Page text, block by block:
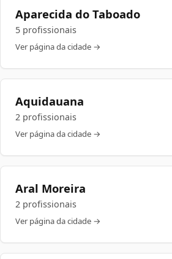
Aparecida do Taboado
5 profissionais
Ver página da cidade →
Aquidauana
2 profissionais
Ver página da cidade →
Aral Moreira
2 profissionais
Ver página da cidade →